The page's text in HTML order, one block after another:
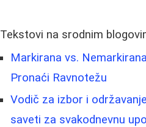
Tekstovi na srodnim
Markirana vs.
Pronaći Ravnotežu
Vodič za izbor i
saveti za svakodnevnu